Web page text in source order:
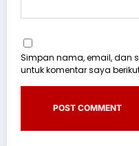
Simpan nama, email, dan
untuk komentar saya